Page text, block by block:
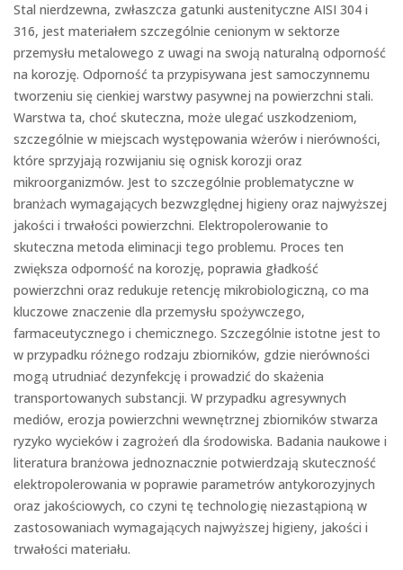
Stal nierdzewna, zwłaszcza gatunki austenityczne AISI 304 i
316, jest materiałem szczególnie cenionym w sektorze
przemysłu metalowego z uwagi na swoją naturalną odporność
na korozję. Odporność ta przypisywana jest samoczynnemu
tworzeniu się cienkiej warstwy pasywnej na powierzchni stali.
Warstwa ta, choć skuteczna, może ulegać uszkodzeniom,
szczególnie w miejscach występowania wżerów i nierówności,
które sprzyjają rozwijaniu się ognisk korozji oraz
mikroorganizmów. Jest to szczególnie problematyczne w
branżach wymagających bezwzględnej higieny oraz najwyższej
jakości i trwałości powierzchni. Elektropolerowanie to
skuteczna metoda eliminacji tego problemu. Proces ten
zwiększa odporność na korozję, poprawia gładkość
powierzchni oraz redukuje retencję mikrobiologiczną, co ma
kluczowe znaczenie dla przemysłu spożywczego,
farmaceutycznego i chemicznego. Szczególnie istotne jest to
w przypadku różnego rodzaju zbiorników, gdzie nierówności
mogą utrudniać dezynfekcję i prowadzić do skażenia
transportowanych substancji. W przypadku agresywnych
mediów, erozja powierzchni wewnętrznej zbiorników stwarza
ryzyko wycieków i zagrożeń dla środowiska. Badania naukowe i
literatura branżowa jednoznacznie potwierdzają skuteczność
elektropolerowania w poprawie parametrów antykorozyjnych
oraz jakościowych, co czyni tę technologię niezastąpioną w
zastosowaniach wymagających najwyższej higieny, jakości i
trwałości materiału.